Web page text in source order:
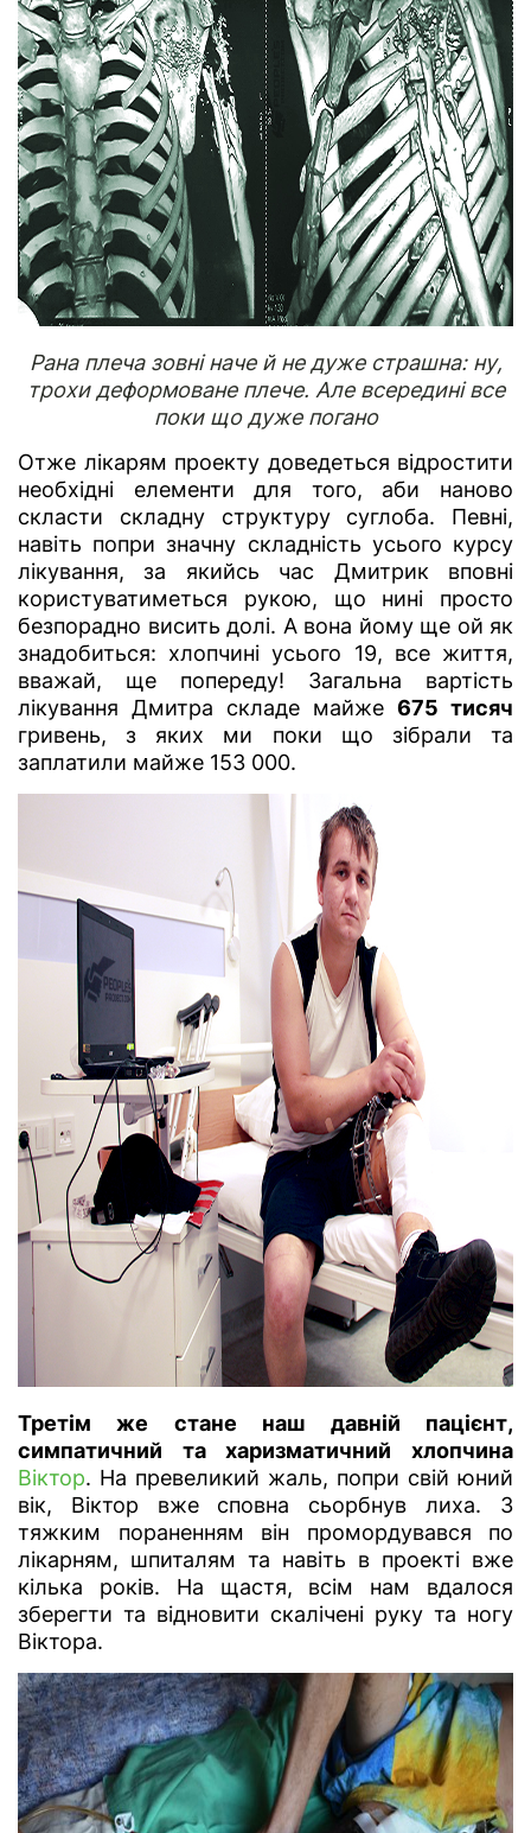
Рана плеча зовні наче й не дуже страшна: ну,
трохи деформоване плече. Але всередині все
поки що дуже погано
Отже лікарям проекту доведеться відростити
необхідні елементи для того, аби наново
скласти складну структуру суглоба. Певні,
навіть попри значну складність усього курсу
лікування, за якийсь час Дмитрик вповні
користуватиметься рукою, що нині просто
безпорадно висить долі. А вона йому ще ой як
знадобиться: хлопчині усього 19, все життя,
вважай, ще попереду! Загальна вартість
лікування Дмитра складе майже 675 тисяч
гривень, з яких ми поки що зібрали та
заплатили майже 153 000.
Третім же стане наш давній пацієнт,
симпатичний та харизматичний хлопчина
Віктор. На превеликий жаль, попри свій юний
вік, Віктор вже сповна сьорбнув лиха. З
тяжким пораненням він промордувався по
лікарням, шпиталям та навіть в проекті вже
кілька років. На щастя, всім нам вдалося
зберегти та відновити скалічені руку та ногу
Віктора.